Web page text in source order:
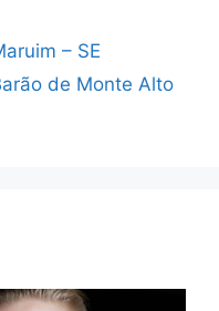
– SE
de Monte Alto